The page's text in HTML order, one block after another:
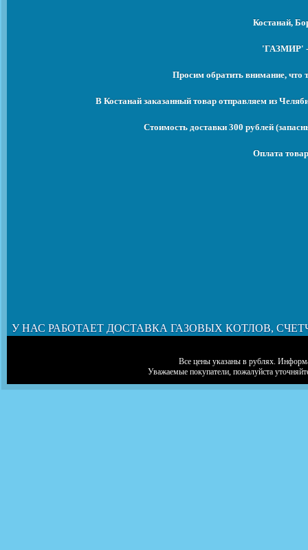
Костанай,
'ГАЗМИР' -
Просим обратить внимание, что
В Костанай заказанный товар отправляем из
Стоимость доставки 300 рублей
Оплата
У НАС РАБОТАЕТ ДОСТАВКА ГАЗОВЫХ КОТЛОВ,
Все цены указаны в рублях.
Уважаемые покупатели, пожалуйста